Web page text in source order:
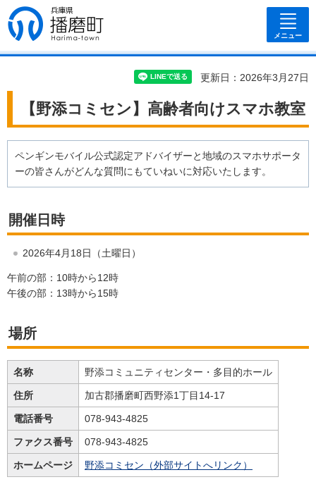
兵庫県 播磨
町
メニュー
更新日：2026年3月27日
【野添コミセン】高齢者向けスマホ教室
ペンギンモバイル公式認定アドバイザーと地域のスマホサポータ
ーの皆さんがどんな質問にもていねいに対応いたします。
開催日時
2026年4月18日（土曜日）
午前の部：10時から12時
午後の部：13時から15時
場所
名称 野添コミュニティセンター・多目的ホール
住所 加古郡播磨町西野添1丁目14-17
電話番号 078-943-4825
ファクス番号 078-943-4825
ホームページ 野添コミセン（外部サイトへリンク）